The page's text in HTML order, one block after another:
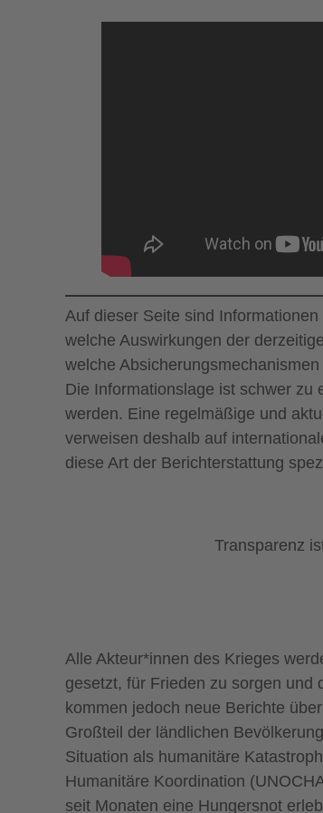
Auf dieser Seite sind
welche Auswirkungen der
welche
Die Informationslage ist schwer zu
werden. Eine regelmäßige und
verweisen deshalb auf
diese Art der Berichterstattung
Transparenz
Alle Akteur*innen des Krieges
gesetzt, für Frieden zu sorgen und
kommen jedoch neue Berichte
Großteil der ländlichen
Situation als humanitäre
Humanitäre Koordination
seit Monaten eine Hungersnot